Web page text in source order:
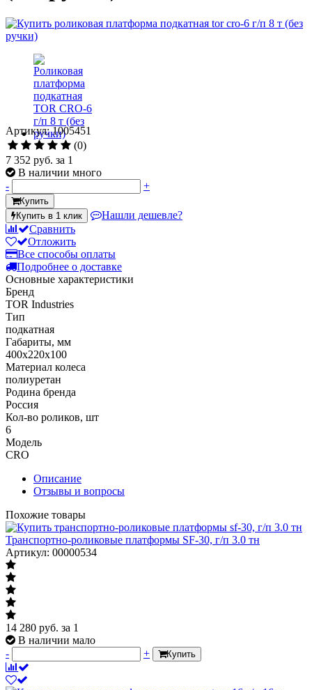
Артикул: 1005451
(0)
7 352 руб. за 1
В наличии много
-
+
Купить
Купить в 1 клик
Нашли дешевле?
Сравнить
Отложить
Все способы оплаты
Подробнее о доставке
Основные характеристики
Бренд
TOR Industries
Тип
подкатная
Габариты, мм
400x220x100
Материал колеса
полиуретан
Родина бренда
Россия
Кол-во роликов, шт
6
Модель
CRO
Описание
Отзывы и вопросы
Похожие товары
Транспортно-роликовые платформы SF-30, г/п 3.0 тн
Артикул: 00000534
14 280 руб. за 1
В наличии мало
-
+ Купить